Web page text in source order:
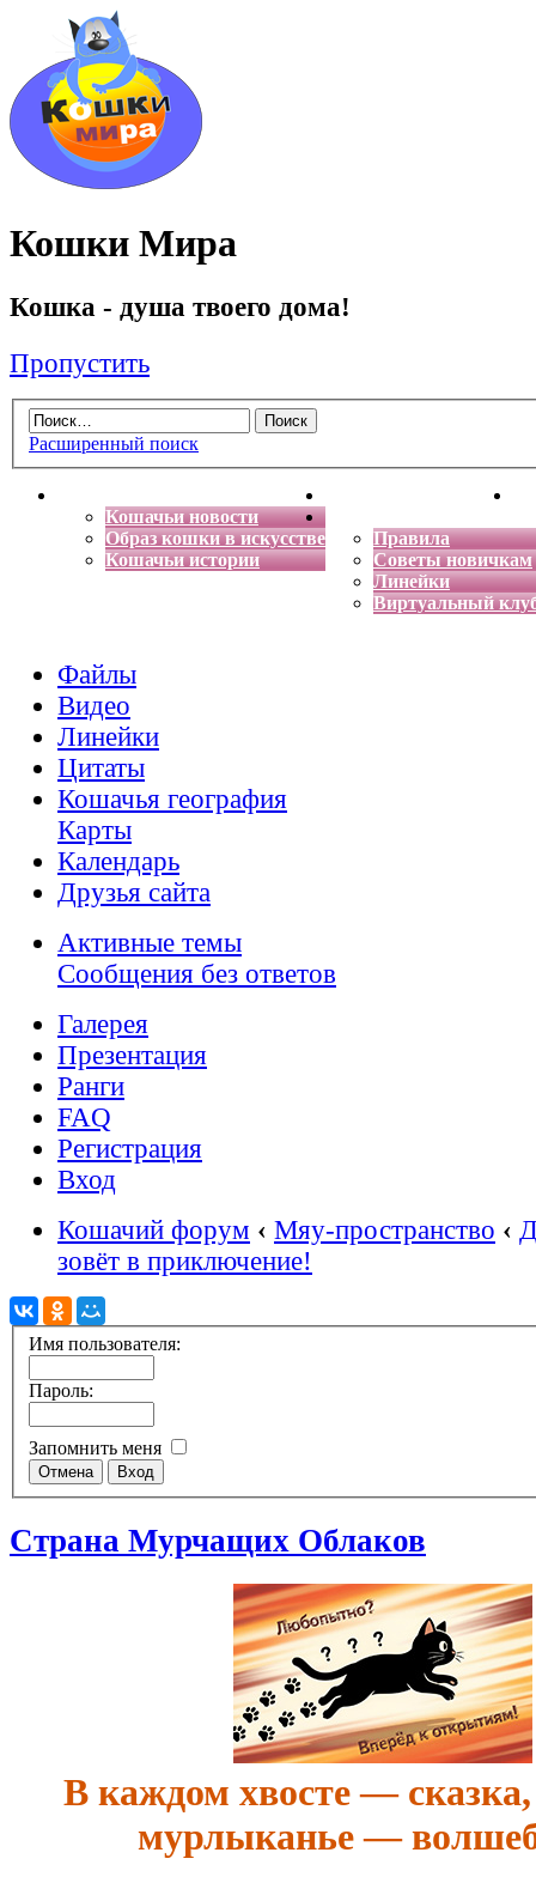
Кошки Мира
Кошка - душа твоего дома!
Пропустить
Расширенный поиск
Кошачьи новости
Образ кошки в искусстве
Кошачьи истории
Энциклопедия кошек
Правила
Советы новичкам
Линейки
Виртуальный
Файлы
Видео
Линейки
Цитаты
Кошачья география
Карты
Календарь
Друзья сайта
Активные темы
Сообщения без ответов
Галерея
Презентация
Ранги
FAQ
Регистрация
Вход
Кошачий форум ‹ Мяу-пространство ‹
зовёт в приключение!
Имя пользователя:
Пароль:
Запомнить меня
Страна Мурчащих Облаков
В каждом хвосте —
мурлыканье —